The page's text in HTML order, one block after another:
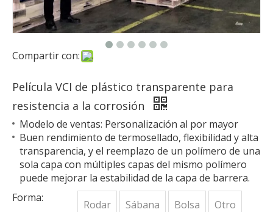
Compartir con:
Película VCI de plástico transparente para
resistencia a la corrosión
Modelo de ventas: Personalización al por mayor
Buen rendimiento de termosellado, flexibilidad y alta
transparencia, y el reemplazo de un polímero de una
sola capa con múltiples capas del mismo polímero
puede mejorar la estabilidad de la capa de barrera.
Forma:
Rodar Sábana Bolsa Otro